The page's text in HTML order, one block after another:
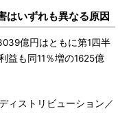
いずれも異なる原因
億円はともに第1四半
益も同11％増の1625億
ィストリビューション／